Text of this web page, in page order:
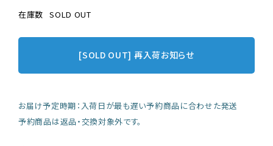
在庫数 SOLD OUT
[SOLD OUT] 再入荷お知らせ
お届け予定時期：入荷日が最も遅い予約商品に合わせた発送
予約商品は返品・交換対象外です。